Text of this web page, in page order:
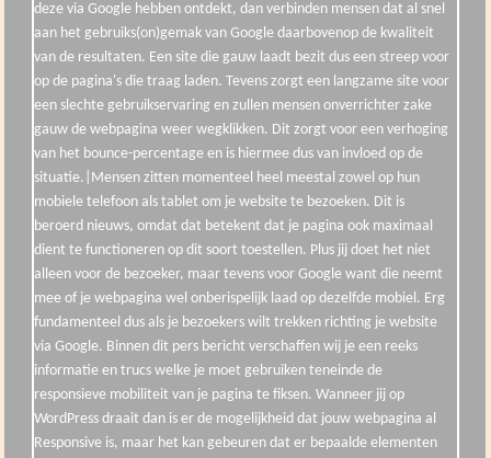
deze via Google hebben ontdekt, dan verbinden mensen dat al snel
aan het gebruiks(on)gemak van Google daarbovenop de kwaliteit
van de resultaten. Een site die gauw laadt bezit dus een streep voor
op de pagina's die traag laden. Tevens zorgt een langzame site voor
een slechte gebruikservaring en zullen mensen onverrichter zake
gauw de webpagina weer wegklikken. Dit zorgt voor een verhoging
van het bounce-percentage en is hiermee dus van invloed op de
situatie.|Mensen zitten momenteel heel meestal zowel op hun
mobiele telefoon als tablet om je website te bezoeken. Dit is
beroerd nieuws, omdat dat betekent dat je pagina ook maximaal
dient te functioneren op dit soort toestellen. Plus jij doet het niet
alleen voor de bezoeker, maar tevens voor Google want die neemt
mee of je webpagina wel onberispelijk laad op dezelfde mobiel. Erg
fundamenteel dus als je bezoekers wilt trekken richting je website
via Google. Binnen dit pers bericht verschaffen wij je een reeks
informatie en trucs welke je moet gebruiken teneinde de
responsieve mobiliteit van je pagina te fiksen. Wanneer jij op
WordPress draait dan is er de mogelijkheid dat jouw webpagina al
Responsive is, maar het kan gebeuren dat er bepaalde elementen